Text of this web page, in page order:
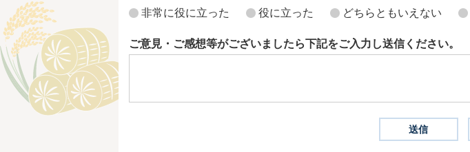
非常に役に立った
役に立った どちらともいえない
ご意見・ご感想等がございましたら下記をご入力し送信ください。